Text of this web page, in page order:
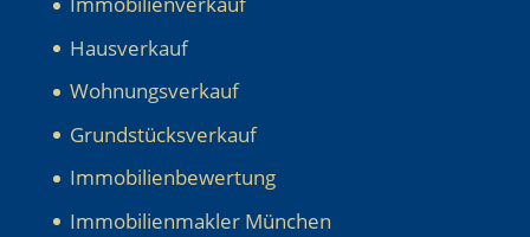
Hausverkauf
Wohnungsverkauf
Grundstücksverkauf
Immobilienbewertung
Immobilienmakler München